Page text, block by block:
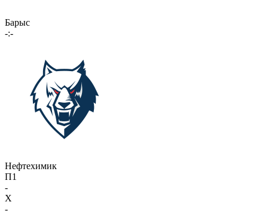
Барыс
-:-
Нефтехимик
П1
-
X